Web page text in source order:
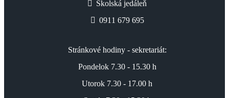
Školská jedáleň
0911 679 695
Stránkové hodiny - sekretariát:
Pondelok 7.30 - 15.30 h
Utorok 7.30 - 17.00 h